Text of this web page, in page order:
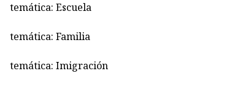
temática: Escuela
temática: Familia
temática: Imigración